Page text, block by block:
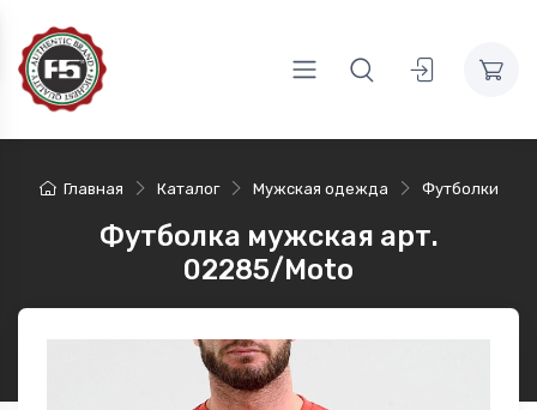
Главная Каталог Мужская одежда Футболки
Футболка мужская арт.
02285/Moto